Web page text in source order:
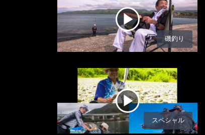
磯釣り
スペシャル